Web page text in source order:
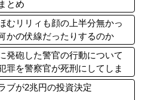
とめ
むリリィも顔の上半分無かっ
かの伏線だったりするのか
発砲した警官の行動について
罪を警察官が死刑にしてしま
ブが2兆円の投資決定